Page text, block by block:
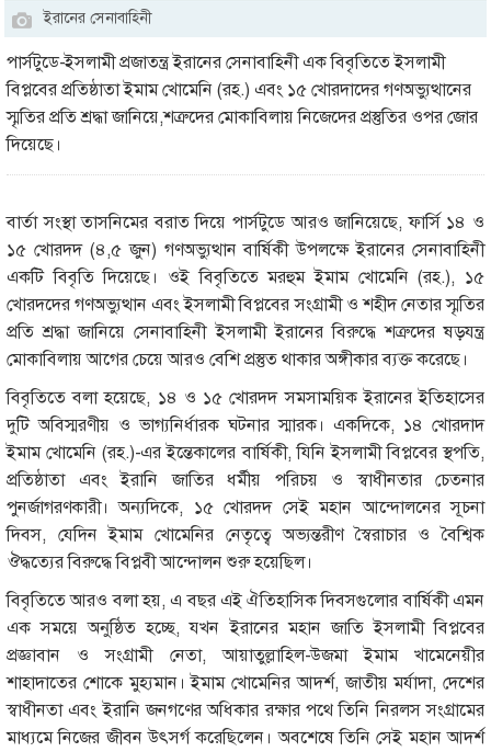
ইরানের সেনাবাহিনী
পার্সটুডে-ইসলামী প্রজাতন্ত্র ইরানের সেনাবাহিনী এক বিবৃতিতে ইসলামী
বিপ্লবের প্রতিষ্ঠাতা ইমাম খোমেনি (রহ.) এবং ১৫ খোরদাদের গণঅভ্যুত্থানের
স্মৃতির প্রতি শ্রদ্ধা জানিয়ে,শত্রুদের মোকাবিলায় নিজেদের প্রস্তুতির ওপর জোর
দিয়েছে।
বার্তা সংস্থা তাসনিমের বরাত দিয়ে পার্সটুডে আরও জানিয়েছে, ফার্সি ১৪ ও
১৫ খোরদদ (৪,৫ জুন) গণঅভ্যুত্থান বার্ষিকী উপলক্ষে ইরানের সেনাবাহিনী
একটি বিবৃতি দিয়েছে। ওই বিবৃতিতে মরহুম ইমাম খোমেনি (রহ.), ১৫
খোরদদের গণঅভ্যুত্থান এবং ইসলামী বিপ্লবের সংগ্রামী ও শহীদ নেতার স্মৃতির
প্রতি শ্রদ্ধা জানিয়ে সেনাবাহিনী ইসলামী ইরানের বিরুদ্ধে শত্রুদের ষড়যন্ত্র
মোকাবিলায় আগের চেয়ে আরও বেশি প্রস্তুত থাকার অঙ্গীকার ব্যক্ত করেছে।
বিবৃতিতে বলা হয়েছে, ১৪ ও ১৫ খোরদদ সমসাময়িক ইরানের ইতিহাসের
দুটি অবিস্মরণীয় ও ভাগ্যনির্ধারক ঘটনার স্মারক। একদিকে, ১৪ খোরদাদ
ইমাম খোমেনি (রহ.)-এর ইন্তেকালের বার্ষিকী, যিনি ইসলামী বিপ্লবের স্থপতি,
প্রতিষ্ঠাতা এবং ইরানি জাতির ধর্মীয় পরিচয় ও স্বাধীনতার চেতনার
পুনর্জাগরণকারী। অন্যদিকে, ১৫ খোরদদ সেই মহান আন্দোলনের সূচনা
দিবস, যেদিন ইমাম খোমেনির নেতৃত্বে অভ্যন্তরীণ স্বৈরাচার ও বৈশ্বিক
ঔদ্ধত্যের বিরুদ্ধে বিপ্লবী আন্দোলন শুরু হয়েছিল।
বিবৃতিতে আরও বলা হয়, এ বছর এই ঐতিহাসিক দিবসগুলোর বার্ষিকী এমন
এক সময়ে অনুষ্ঠিত হচ্ছে, যখন ইরানের মহান জাতি ইসলামী বিপ্লবের
প্রজ্ঞাবান ও সংগ্রামী নেতা, আয়াতুল্লাহিল-উজমা ইমাম খামেনেয়ীর
শাহাদাতের শোকে মুহ্যমান। ইমাম খোমেনির আদর্শ, জাতীয় মর্যাদা, দেশের
স্বাধীনতা এবং ইরানি জনগণের অধিকার রক্ষার পথে তিনি নিরলস সংগ্রামের
মাধ্যমে নিজের জীবন উৎসর্গ করেছিলেন। অবশেষে তিনি সেই মহান আদর্শ